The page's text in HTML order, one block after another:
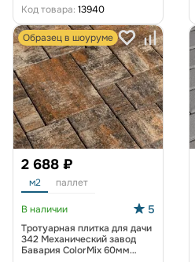
Код товара: 13940
Образец в шоуруме
2 688 ₽
м2 паллет
В наличии 5
Тротуарная плитка для дачи
342 Механический завод
Бавария ColorMix 60мм